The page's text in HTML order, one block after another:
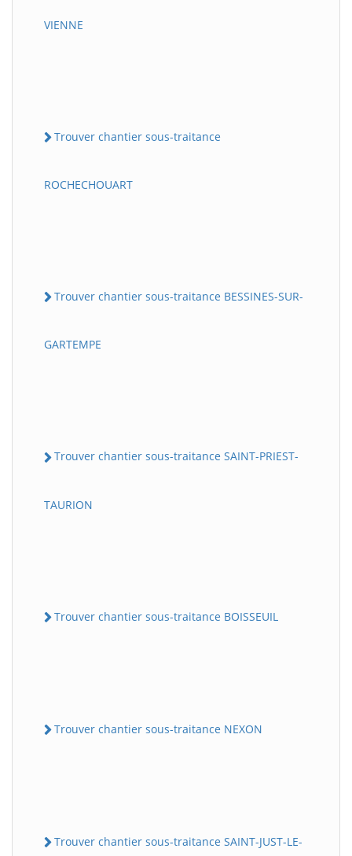
VIENNE
Trouver chantier sous-traitance
ROCHECHOUART
Trouver chantier sous-traitance BESSINES-SUR-
GARTEMPE
Trouver chantier sous-traitance SAINT-PRIEST-
TAURION
Trouver chantier sous-traitance BOISSEUIL
Trouver chantier sous-traitance NEXON
Trouver chantier sous-traitance SAINT-JUST-LE-